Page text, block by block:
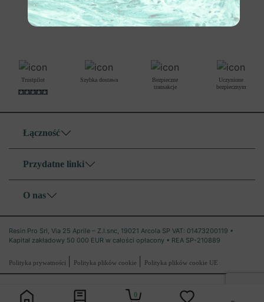
Trustpilot Szybka dostawa
Bezpieczne
transakcje
Uczynione
bezpiecznym
Łączność
Przydatne linki
O nas
Resin Pro Srl, Via 25 Aprile – Z.I.snc, 19021 Arcola SP VAT: 01473200119 •
Kapitał zakładowy 50 000 EUR w całości opłacony • REA SP-210889
Polityka prywatności Polityka plików cookie Polityka plików cookie UE
0